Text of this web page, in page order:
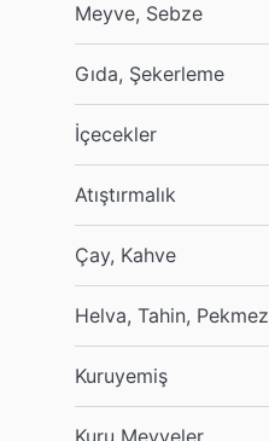
Meyve, Sebze
Gıda, Şekerleme
İçecekler
Atıştırmalık
Çay, Kahve
Helva, Tahin, Pekmez
Kuruyemiş
Kuru Meyveler